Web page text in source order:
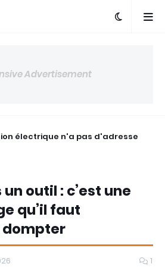
Advertisement
électrique n'a pas d'adresse
un outil : c’est une
qu’il faut
1